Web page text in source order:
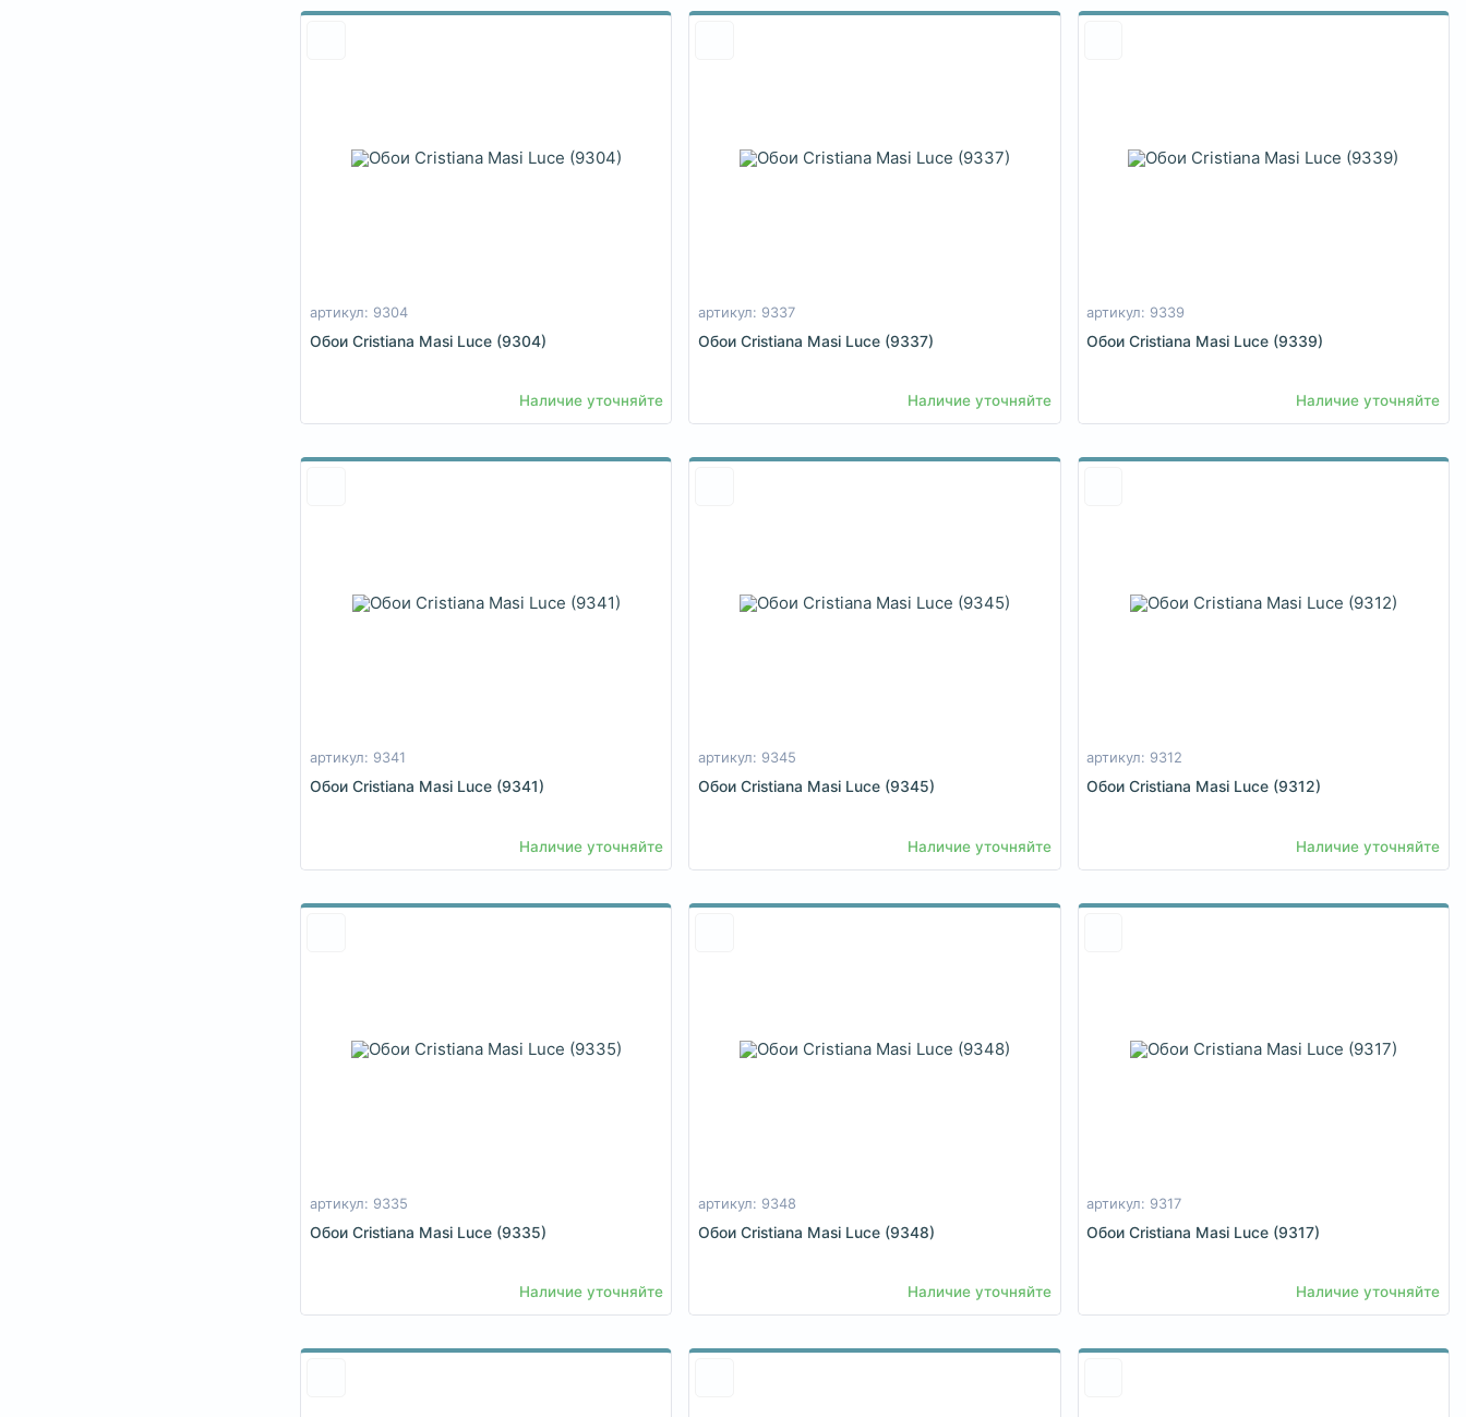
артикул: 9304
Обои Cristiana Masi Luce (9304)
Наличие уточняйте
артикул: 9337
Обои Cristiana Masi Luce (9337)
Наличие уточняйте
артикул: 9339
Обои Cristiana Masi Luce (9339)
Наличие уточняйте
артикул: 9341
Обои Cristiana Masi Luce (9341)
Наличие уточняйте
артикул: 9345
Обои Cristiana Masi Luce (9345)
Наличие уточняйте
артикул: 9312
Обои Cristiana Masi Luce (9312)
Наличие уточняйте
артикул: 9335
Обои Cristiana Masi Luce (9335)
Наличие уточняйте
артикул: 9348
Обои Cristiana Masi Luce (9348)
Наличие уточняйте
артикул: 9317
Обои Cristiana Masi Luce (9317)
Наличие уточняйте